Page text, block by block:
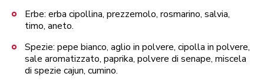
Erbe: erba cipollina, prezzemolo, rosmarino, salvia,
timo, aneto.
Spezie: pepe bianco, aglio in polvere, cipolla in polvere,
sale aromatizzato, paprika, polvere di senape, miscela
di spezie cajun, cumino.